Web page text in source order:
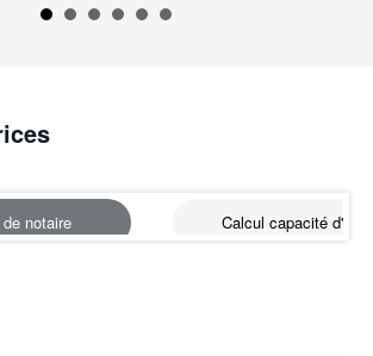
notaire Calcul capacité